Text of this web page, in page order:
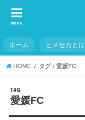
menu
ホーム ヒメセカとは
HOME タグ : 愛媛FC
TAG
愛媛FC